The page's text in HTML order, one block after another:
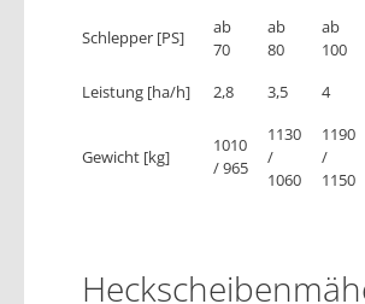
Schlepper [PS]
ab
70
ab
80
ab
100
Leistung [ha/h]
2,8 3,5 4
Gewicht [kg]
1010
/ 965
1130
/
1060
1190
/
1150